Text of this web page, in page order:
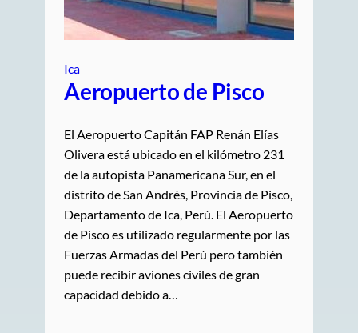
Ica
Aeropuerto de Pisco
El Aeropuerto Capitán FAP Renán Elías
Olivera está ubicado en el kilómetro 231
de la autopista Panamericana Sur, en el
distrito de San Andrés, Provincia de Pisco,
Departamento de Ica, Perú. El Aeropuerto
de Pisco es utilizado regularmente por las
Fuerzas Armadas del Perú pero también
puede recibir aviones civiles de gran
capacidad debido a…